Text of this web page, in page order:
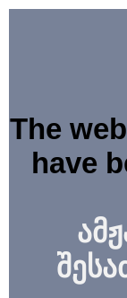
The
have